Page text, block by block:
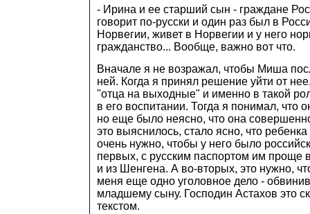
- Ирина и ее старший сын - граждане
говорит по-русски и один раз был в
Норвегии, живет в Норвегии и у него
гражданство... Вообще, важно вот что.
Вначале я не возражал, чтобы Миша
ней. Когда я принял решение уйти от
"отца на выходные" и именно в такой
в его воспитании. Тогда я понимал, что
но еще было неясно, что она
это выяснилось, стало ясно, что
очень нужно, чтобы у него было
первых, с русским паспортом им проще
и из Шенгена. А во-вторых, это нужно,
меня еще одно уголовное дело -
младшему сыну. Господин Астахов это
текстом.